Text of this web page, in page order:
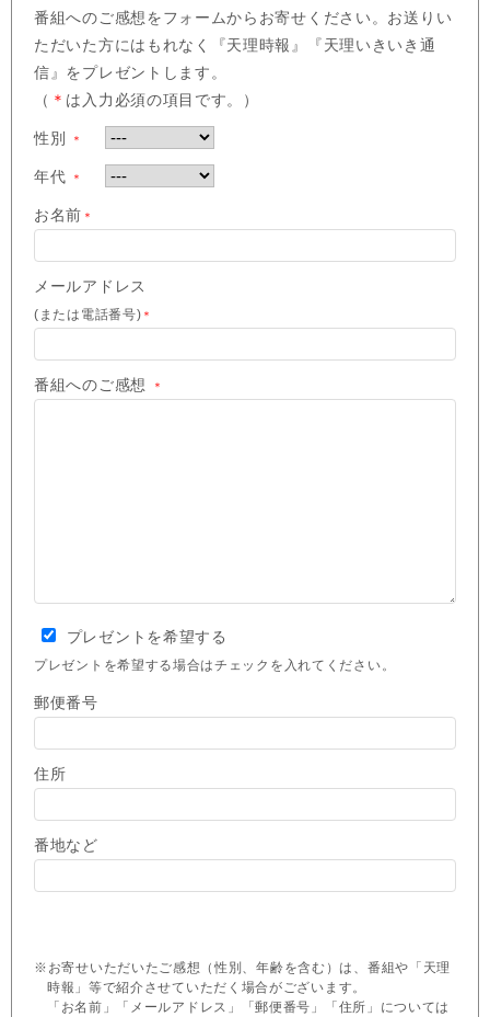
番組へのご感想をフォームからお寄せください。お送りい
ただいた方にはもれなく『天理時報』『天理いきいき通
信』をプレゼントします。
（ ＊ は入力必須の項目です。）
性別 ＊
年代 ＊
お名前 ＊
メールアドレス
(または電話番号) ＊
番組へのご感想 ＊
プレゼントを希望する
プレゼントを希望する場合はチェックを入れてください。
郵便番号
住所
番地など
※お寄せいただいたご感想（性別、年齢を含む）は、番組や「天理
時報」等で紹介させていただく場合がございます。
「お名前」「メールアドレス」「郵便番号」「住所」については